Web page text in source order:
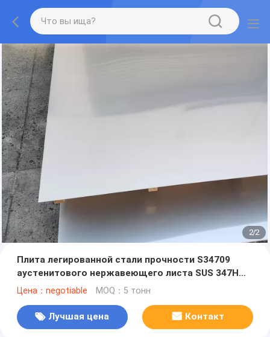
2/2
Плита легированной стали прочности S34709
аустенитового нержавеющего листа SUS 347H
горячая
Цена：negotiable MOQ：5 тонн
Лучшая цена Контакт